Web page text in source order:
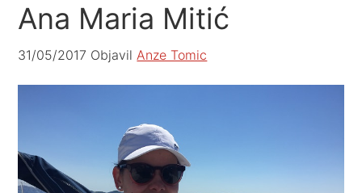
Ana Maria Mitić
31/05/2017 ObjavilAnze Tomic